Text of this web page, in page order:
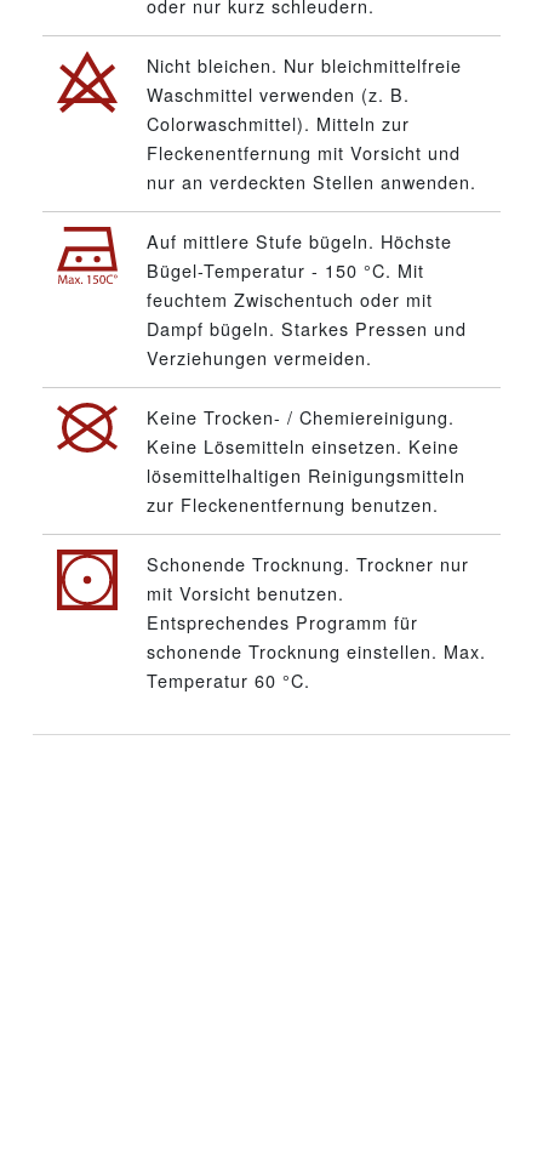
oder nur kurz schleudern.
Nicht bleichen. Nur bleichmittelfreie
Waschmittel verwenden (z. B.
Colorwaschmittel). Mitteln zur
Fleckenentfernung mit Vorsicht und
nur an verdeckten Stellen anwenden.
Auf mittlere Stufe bügeln. Höchste
Bügel-Temperatur - 150 °C. Mit
feuchtem Zwischentuch oder mit
Dampf bügeln. Starkes Pressen und
Verziehungen vermeiden.
Keine Trocken- / Chemiereinigung.
Keine Lösemitteln einsetzen. Keine
lösemittelhaltigen Reinigungsmitteln
zur Fleckenentfernung benutzen.
Schonende Trocknung. Trockner nur
mit Vorsicht benutzen.
Entsprechendes Programm für
schonende Trocknung einstellen. Max.
Temperatur 60 °C.